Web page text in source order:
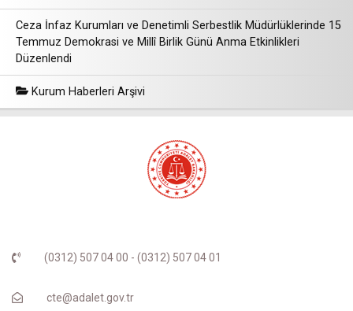
Ceza İnfaz Kurumları ve Denetimli Serbestlik Müdürlüklerinde 15
Temmuz Demokrasi ve Millî Birlik Günü Anma Etkinlikleri
Düzenlendi
Kurum Haberleri Arşivi
(0312) 507 04 00 - (0312) 507 04 01
cte@adalet.gov.tr